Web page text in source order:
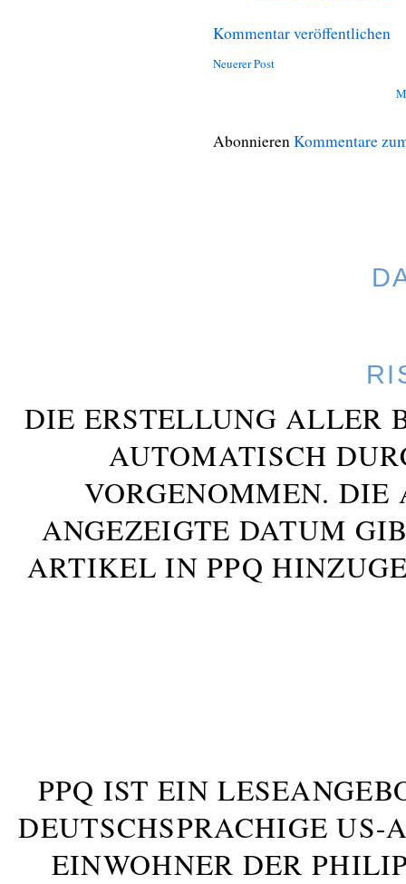
Kommentar veröffentlichen
Neuerer Post
Abonnieren Kommentare
DIE ERSTELLUNG ALLER
AUTOMATISCH
VORGENOMMEN. DIE
ANGEZEIGTE DATUM
ARTIKEL IN PPQ
PPQ IST EIN
DEUTSCHSPRACHIGE US-
INWOHNER DER